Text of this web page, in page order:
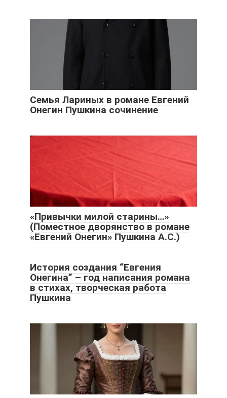
Семья Лариных в романе Евгений
Онегин Пушкина сочинение
«Привычки милой старины…»
(Поместное дворянство в романе
«Евгений Онегин» Пушкина А.С.)
История создания “Евгения
Онегина” – год написания романа
в стихах, творческая работа
Пушкина